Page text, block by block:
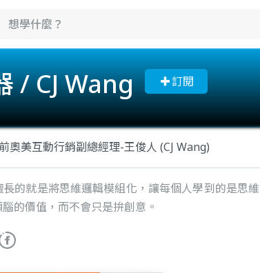
/ CJ Wang
訂閱
奧美互動行銷副總經理-王俊人 (CJ Wang)
的就是將思維邏輯模組化，讓每個人學到的是思
的價值，而不會只是拚創意。